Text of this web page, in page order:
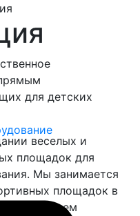
для детских
веселых и
площадок для
Мы занимается
площадок в
и имеем